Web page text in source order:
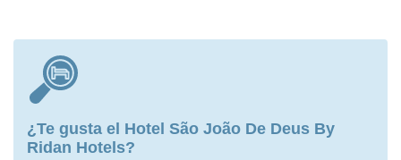
¿Te gusta el Hotel São João De Deus By
Ridan Hotels?